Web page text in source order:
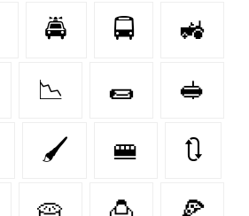
🚔 🚍 🚜
📉 🌯 🥪
🖌 🚝 🔃